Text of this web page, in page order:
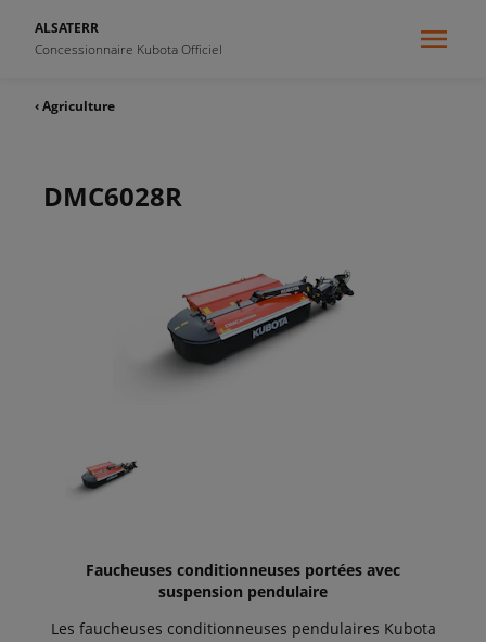
ALSATERR
Concessionnaire Kubota Officiel
‹ Agriculture
DMC6028R
Faucheuses conditionneuses portées avec
suspension pendulaire
Les faucheuses conditionneuses pendulaires Kubota